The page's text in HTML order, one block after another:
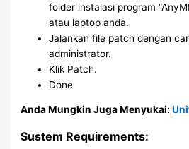
folder instalasi program
atau laptop anda.
Jalankan file patch dengan
administrator.
Klik Patch.
Done
Anda Mungkin Juga Menyukai:
Sustem Requirements: